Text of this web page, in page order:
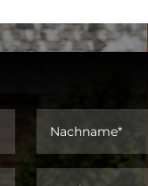
AGRIV
Borken -